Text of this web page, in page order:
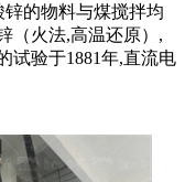
的物料与煤搅拌均
（火法,高温还原）,
试验于1881年,直流电